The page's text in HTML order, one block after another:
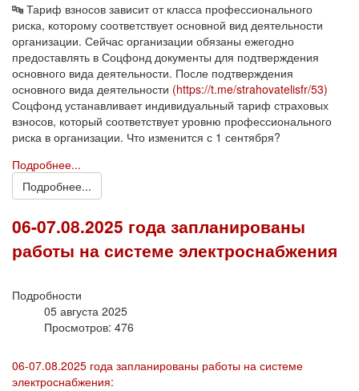
🔤 Тариф взносов зависит от класса профессионального
риска, которому соответствует основной вид деятельности
организации. Сейчас организации обязаны ежегодно
предоставлять в Соцфонд документы для подтверждения
основного вида деятельности. После подтверждения
основного вида деятельности (https://t.me/strahovatelisfr/53)
Соцфонд устанавливает индивидуальный тариф страховых
взносов, который соответствует уровню профессионального
риска в организации. Что изменится с 1 сентября?
Подробнее...
Подробнее...
06-07.08.2025 года запланированы
работы на системе электроснабжения
Подробности
05 августа 2025
Просмотров: 476
06-07.08.2025 года запланированы работы на системе
электроснабжения: